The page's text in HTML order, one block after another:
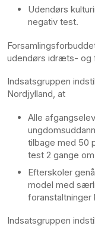
Udendørs
negativ test.
udendørs idræts- og
Indsatsgruppen
Nordjylland, at
Alle
tilbage med 50
test 2 gange
Efterskoler
model med
foranstaltninger
Indsatsgruppen